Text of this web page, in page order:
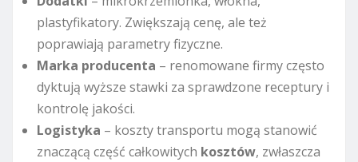
plastyfikatory. Zwiększają cenę, ale też
poprawiają parametry fizyczne.
Marka producenta – renomowane firmy często
dyktują wyższe stawki za sprawdzone receptury i
kontrolę jakości.
Logistyka – koszty transportu mogą stanowić
znaczącą część całkowitych kosztów, zwłaszcza